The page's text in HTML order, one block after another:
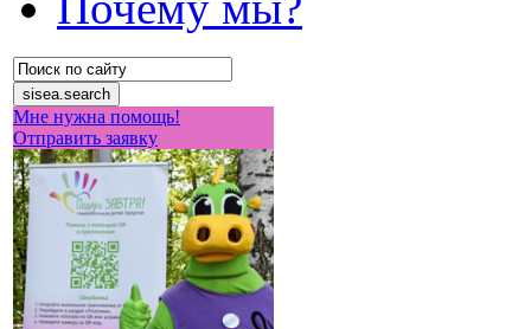
Мне нужна помощь!
Отправить заявку